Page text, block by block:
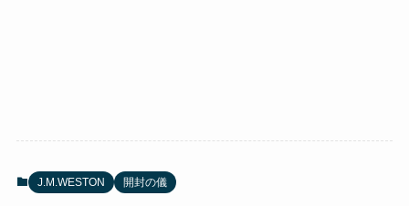
J.M.WESTON 開封の儀